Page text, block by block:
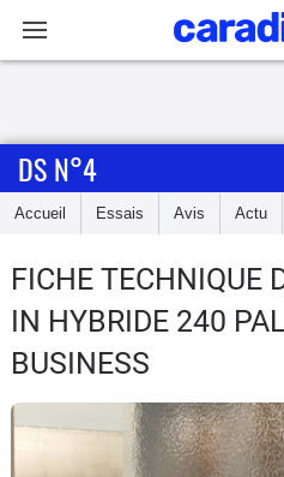
Accueil
Essais
Guide
d'achat
DS N°4
Accueil Essais Avis Actu
FICHE TECHNIQUE
IN HYBRIDE 240
BUSINESS